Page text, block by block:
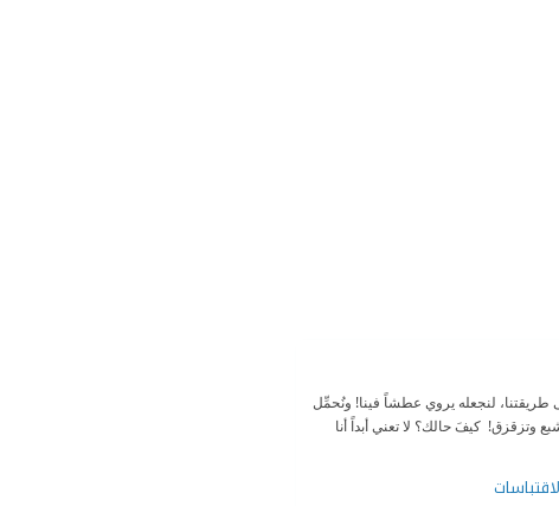
طريقتنا، لنجعله يروي عطشاً فينا! ونُحمِّل
وتزقزق! ‫ كيفَ حالك؟ لا تعني أبداً أنا